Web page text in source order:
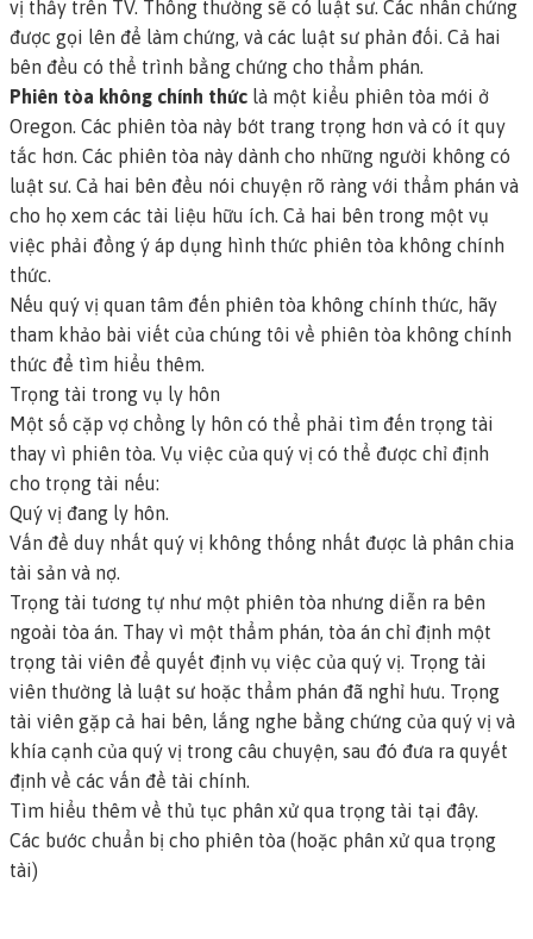
vị thấy trên TV. Thông thường sẽ có luật sư. Các nhân chứng
được gọi lên để làm chứng, và các luật sư phản đối. Cả hai
bên đều có thể trình bằng chứng cho thẩm phán.
Phiên tòa không chính thức là một kiểu phiên tòa mới ở
Oregon. Các phiên tòa này bớt trang trọng hơn và có ít quy
tắc hơn. Các phiên tòa này dành cho những người không có
luật sư. Cả hai bên đều nói chuyện rõ ràng với thẩm phán và
cho họ xem các tài liệu hữu ích. Cả hai bên trong một vụ
việc phải đồng ý áp dụng hình thức phiên tòa không chính
thức.
Nếu quý vị quan tâm đến phiên tòa không chính thức, hãy
tham khảo bài viết của chúng tôi về phiên tòa không chính
thức để tìm hiểu thêm.
Trọng tài trong vụ ly hôn
Một số cặp vợ chồng ly hôn có thể phải tìm đến trọng tài
thay vì phiên tòa. Vụ việc của quý vị có thể được chỉ định
cho trọng tài nếu:
Quý vị đang ly hôn.
Vấn đề duy nhất quý vị không thống nhất được là phân chia
tài sản và nợ.
Trọng tài tương tự như một phiên tòa nhưng diễn ra bên
ngoài tòa án. Thay vì một thẩm phán, tòa án chỉ định một
trọng tài viên để quyết định vụ việc của quý vị. Trọng tài
viên thường là luật sư hoặc thẩm phán đã nghỉ hưu. Trọng
tài viên gặp cả hai bên, lắng nghe bằng chứng của quý vị và
khía cạnh của quý vị trong câu chuyện, sau đó đưa ra quyết
định về các vấn đề tài chính.
Tìm hiểu thêm về thủ tục phân xử qua trọng tài tại đây.
Các bước chuẩn bị cho phiên tòa (hoặc phân xử qua trọng
tài)